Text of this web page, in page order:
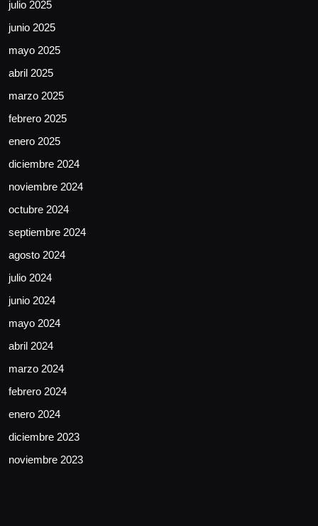
julio 2025
junio 2025
mayo 2025
abril 2025
marzo 2025
febrero 2025
enero 2025
diciembre 2024
noviembre 2024
octubre 2024
septiembre 2024
agosto 2024
julio 2024
junio 2024
mayo 2024
abril 2024
marzo 2024
febrero 2024
enero 2024
diciembre 2023
noviembre 2023